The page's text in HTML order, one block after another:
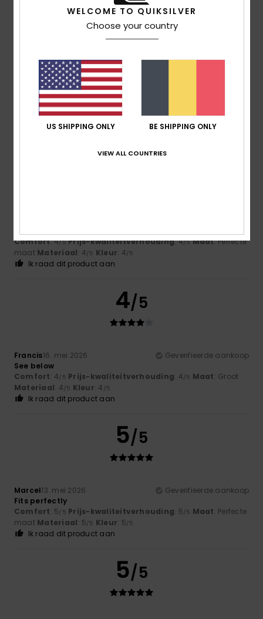
4/5
Philippe12. juni 2026
Generally speaking, I’m happy with the quality of your T-
Comfort: 4/5 Prijs-kwaliteitverhouding
Materiaal: 4/5 Kleur: 4
Ik raad dit product aan
4
Comfort: 4/5 Prijs-kwaliteitverhouding: 4/5 Maat: Perfecte
maat Materiaal: 4/5 Kleur: 4/5
Ik raad dit product aan
4/5
Francis16. mei 2026
Geverifieerde aankoop
See below
Comfort: 4/5 Prijs-kwaliteitverhouding: 4/5 Maat: Groot
Materiaal: 4/5 Kleur: 4 /5
Ik raad dit product aan
5/5
Marcel13. mei 2026
Geverifieerde aankoop
Fits perfectly
Comfort: 5/5 Prijs-kwaliteitverhouding: 5/5 Maat: Perfecte
maat Materiaal: 5/5 Kleur: 5/5
Ik raad dit product aan
5/5
WELCOME TO QUIKSILVER
Choose your country
US SHIPPING ONLY BE SHIPPING ONLY
VIEW ALL COUNTRIES